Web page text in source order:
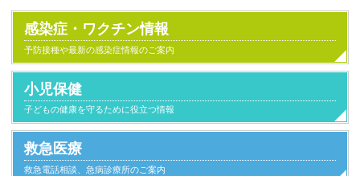
会長挨拶
沿革
医会活動の紹介
組織・役員名簿
定款
感染症・ワクチン情報
予防接種や最新の感染症情報のご案内
小児保健
子どもの健康を守るために役立つ情報
救急医療
救急電話相談、急病診療所のご案内